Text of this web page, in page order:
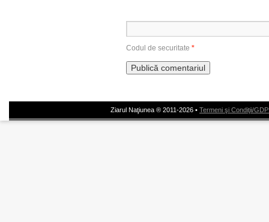
Codul de securitate *
Ziarul Naţiunea ® 2011-2026 • Termeni şi Condiţii/